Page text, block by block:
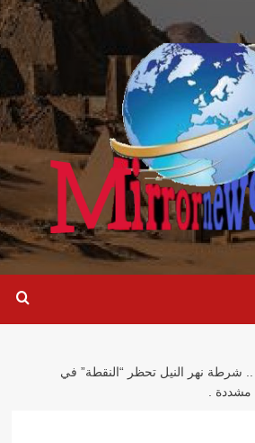
.. شرطة نهر النيل تحظر “النقطة” في
مشددة .